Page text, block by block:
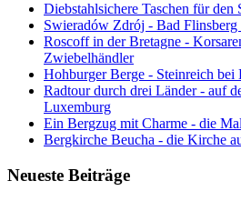
Diebstahlsichere Taschen für den
Swieradów Zdrój - Bad Flinsberg
Roscoff in der Bretagne -
Zwiebelhändler
Hohburger Berge - Steinreich bei
Radtour durch drei Länder - auf
Luxemburg
Ein Bergzug mit Charme - die
Bergkirche Beucha - die Kirche
Neueste Beiträge